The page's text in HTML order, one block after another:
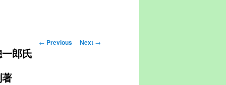
Post navigation
← Previous Next →
郎氏